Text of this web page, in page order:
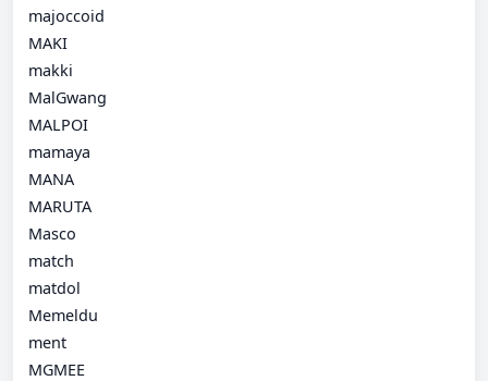
majoccoid
MAKI
makki
MalGwang
MALPOI
mamaya
MANA
MARUTA
Masco
match
matdol
Memeldu
ment
MGMEE